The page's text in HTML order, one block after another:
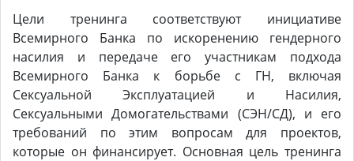
Цели тренинга соответствуют инициативе
Всемирного Банка по искоренению гендерного
насилия и передаче его участникам подхода
Всемирного Банка к борьбе с ГН, включая
Сексуальной Эксплуатацией и Насилия,
Сексуальными Домогательствами (СЭН/СД), и его
требований по этим вопросам для проектов,
которые он финансирует. Основная цель тренинга